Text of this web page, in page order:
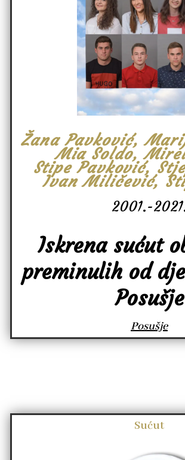
Žana Pavković,
Mia Soldo,
Stipe Pavković,
Ivan Miličević,
2001.-
Iskrena sućut
preminulih od
Posušje
Posušje
Sućut